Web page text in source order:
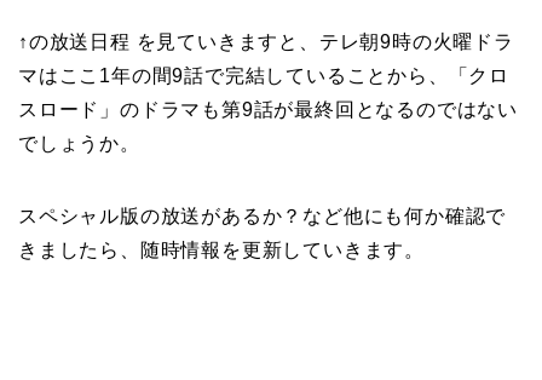
↑の放送日程 を見ていきますと、テレ朝9時の火曜ドラ
マはここ1年の間9話で完結していることから、「クロ
スロード」のドラマも第9話が最終回となるのではない
でしょうか。
スペシャル版の放送があるか？など他にも何か確認で
きましたら、随時情報を更新していきます。